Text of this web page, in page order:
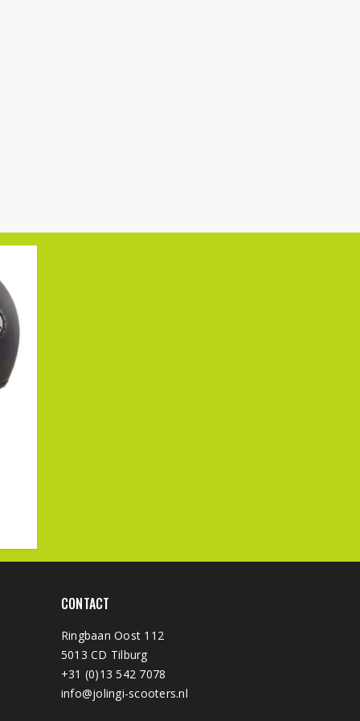
CONTACT
Ringbaan Oost 112
5013 CD Tilburg
+31 (0)13 542 7078
info@jolingi-scooters.nl